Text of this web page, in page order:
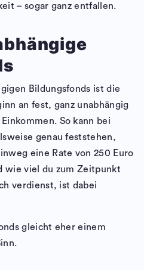
– sogar ganz entfallen.
Bildungsfonds ist die
an fest, ganz unabhängig
So kann bei
genau feststehen,
eine Rate von 250 Euro
wie viel du zum Zeitpunkt
verdienst, ist dabei
gleicht eher einem